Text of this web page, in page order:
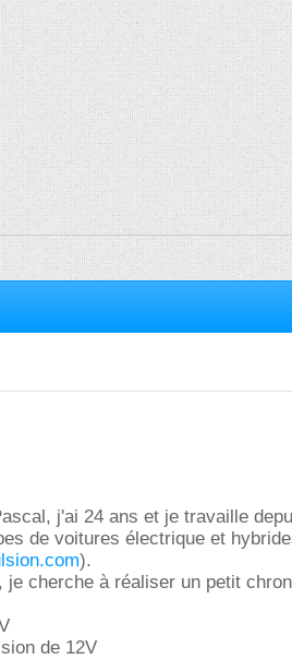
j'ai 24 ans et je travaille
de voitures électrique et
).
je cherche à réaliser un petit
de 12V